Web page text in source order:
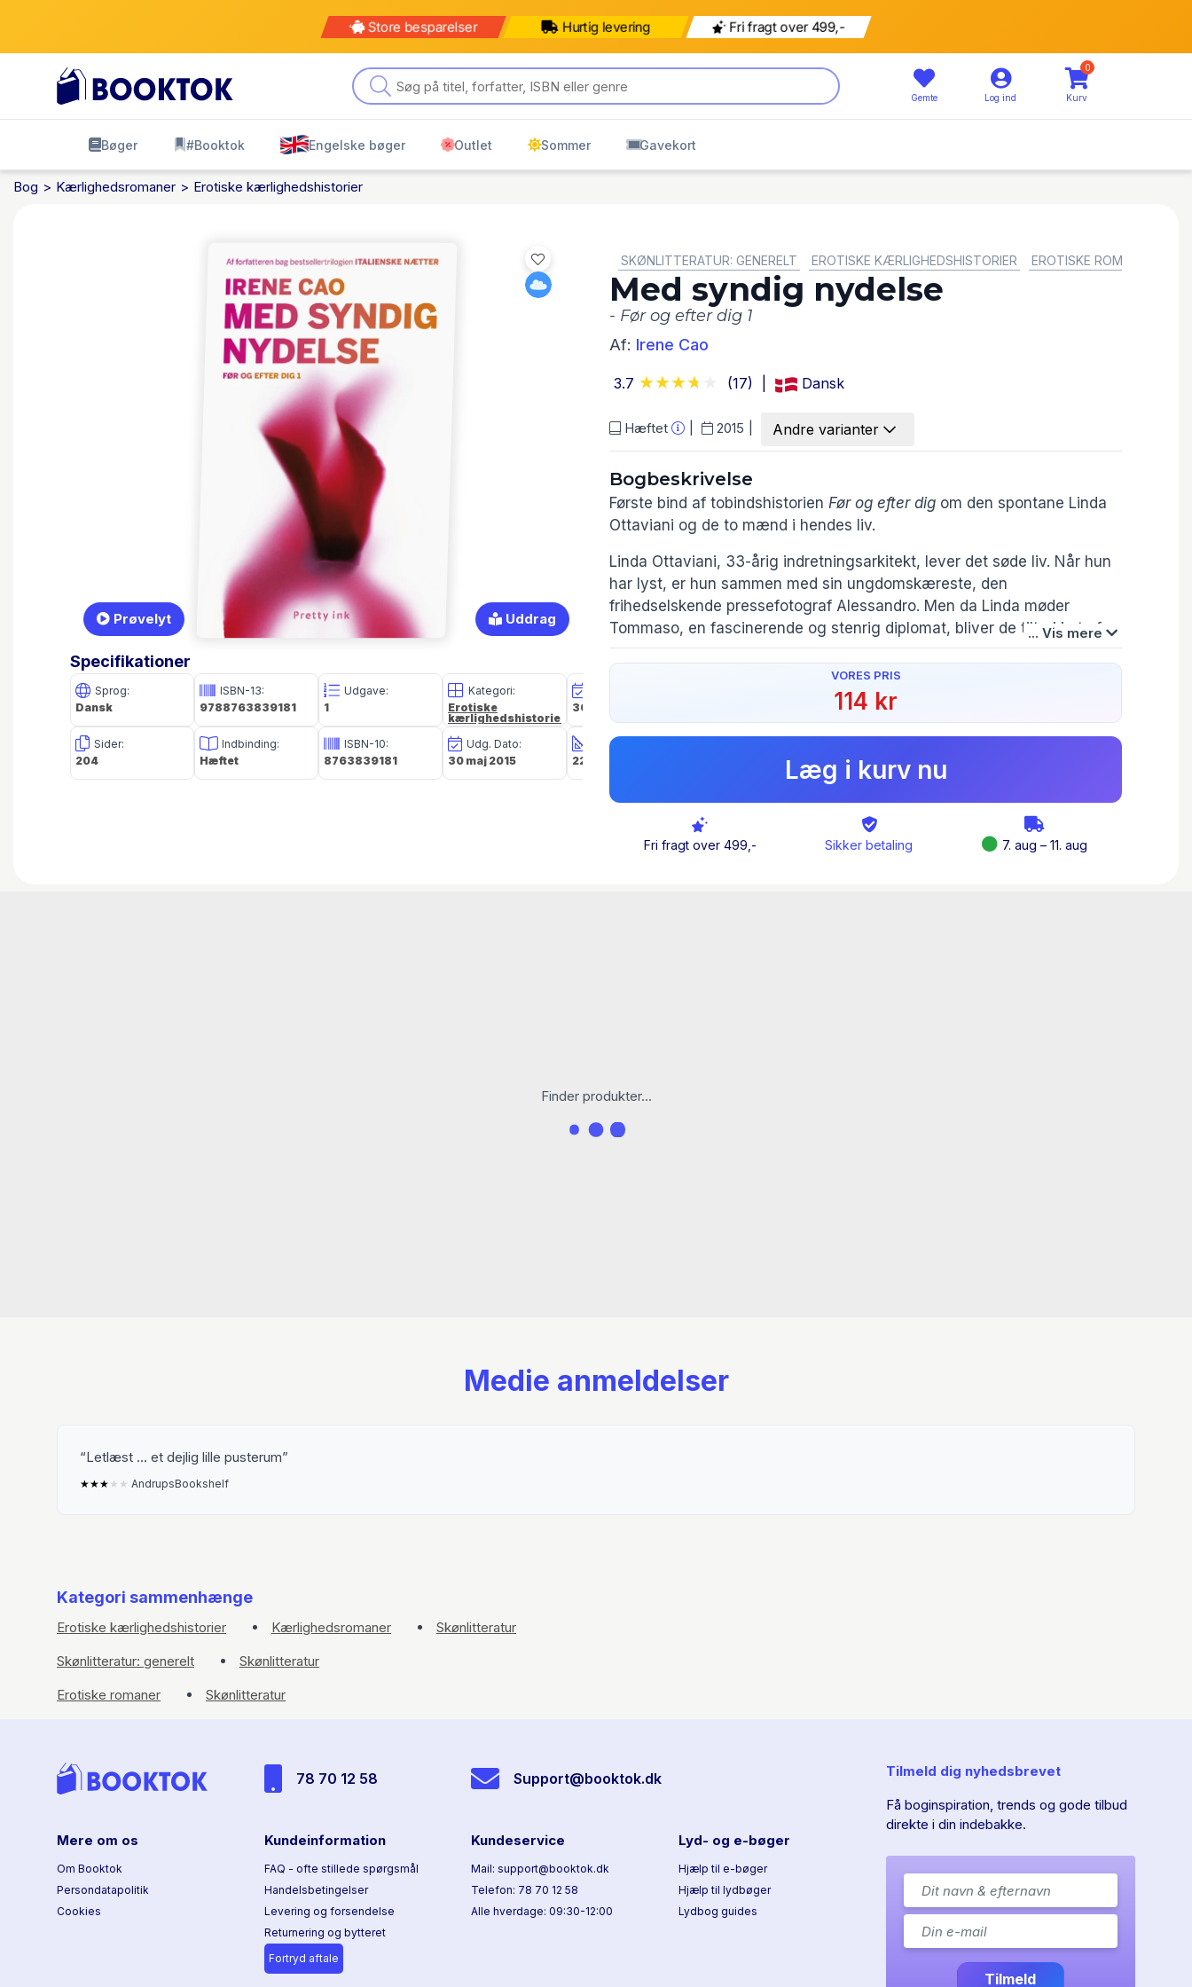
Store besparelser Hurtig levering Fri fragt over 499,-
Gemte Log ind
0
Kurv
Bøger #Booktok Engelske bøger Outlet Sommer Gavekort
Bog Kærlighedsromaner Erotiske kærlighedshistorier
Prøvelyt Uddrag
Specifikationer
Sprog:
Dansk
Sider:
204
ISBN-13:
9788763839181
Indbinding:
Hæftet
Udgave:
1
ISBN-10:
8763839181
Kategori:
Erotiske
kærlighedshistorier
Udg. Dato:
30 maj 2015
30 maj 2015
Størrelse i cm:
22,2 x 14,2 x 2,4
Serie:
Før og efter dig
Irene Cao
SKØNLITTERATUR: GENERELT
EROTISKE KÆRLIGHEDSHISTORIER EROTISKE ROMANER
Med syndig nydelse
- Før og efter dig 1
Af: Irene Cao
3.7 (17) Dansk
Hæftet 2015 Andre varianter
Bogbeskrivelse
Første bind af tobindshistorien Før og efter dig om den spontane Linda
Ottaviani og de to mænd i hendes liv.
Linda Ottaviani, 33-årig indretningsarkitekt, lever det søde liv. Når hun
har lyst, er hun sammen med sin ungdomskæreste, den
frihedselskende pressefotograf Alessandro. Men da Linda møder
Tommaso, en fascinerende og stenrig diplomat, bliver de tiltrukket af
hinanden og indleder en affære. Han er hendes diametrale modsætning:
Hun er følelser, han er magt og kontrol. Hvem af de to mænd vinder
Pressen skriver:
energiske liv, som Linda lever, er forførende i sig selv. … De 300 siders
kærlighedshistorie er letlæst og et dejligt lille pusterum…« – Rikke
Andrup Jensen,
andrupsbookshelf.com
... Vis mere
VORES PRIS
114 kr
Læg i kurv nu
Fri fragt over 499,- Sikker betaling 7. aug – 11. aug
Finder produkter...
Medie anmeldelser
Letlæst ... et dejlig lille pusterum
★★★ ★ ★ AndrupsBookshelf
Kategori sammenhænge
Erotiske kærlighedshistorier Kærlighedsromaner
Skønlitteratur
Skønlitteratur: generelt
Skønlitteratur
Erotiske romaner
Skønlitteratur
78 70 12 58 Support@booktok.dk
Mere om os
Om Booktok
Persondatapolitik
Cookies
Kundeinformation
FAQ - ofte stillede spørgsmål
Handelsbetingelser
Levering og forsendelse
Returnering og bytteret
Fortryd aftale
Kundeservice
Mail: support@booktok.dk
Telefon: 78 70 12 58
Alle hverdage: 09:30-12:00
Lyd- og e-bøger
Hjælp til e-bøger
Hjælp til lydbøger
Lydbog guides
Tilmeld dig nyhedsbrevet
Få boginspiration, trends og gode tilbud
direkte i din indebakke.
Tilmeld